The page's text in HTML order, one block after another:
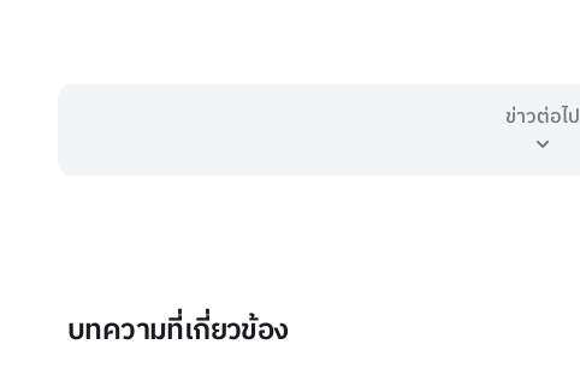
ข่าวต่อไป
บทความที่เกี่ยวข้อง